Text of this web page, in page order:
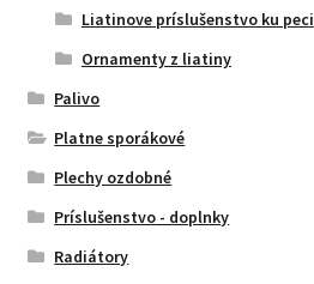
Liatinove príslušenstvo ku peci
Ornamenty z liatiny
Palivo
Platne sporákové
Plechy ozdobné
Príslušenstvo - doplnky
Radiátory